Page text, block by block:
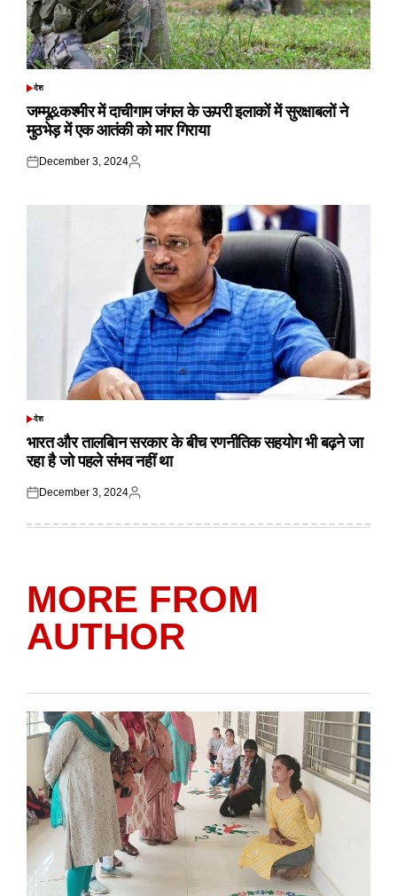
POSTED
देश
जम्मू&कश्मीर में दाचीगाम जंगल के ऊपरी इलाकों में सुरक्षाबलों ने
मुठभेड़ में एक आतंकी को मार गिराया
Posted
December 3, 2024
Posted
POSTED
देश
भारत और तालबिान सरकार के बीच रणनीतिक सहयोग भी बढ़ने जा
रहा है जो पहले संभव नहीं था
Posted
December 3, 2024
Posted
MORE FROM
AUTHOR